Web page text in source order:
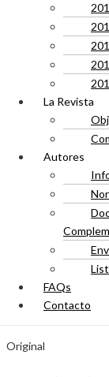
La Revista
Autores
FAQs
Contacto
Original